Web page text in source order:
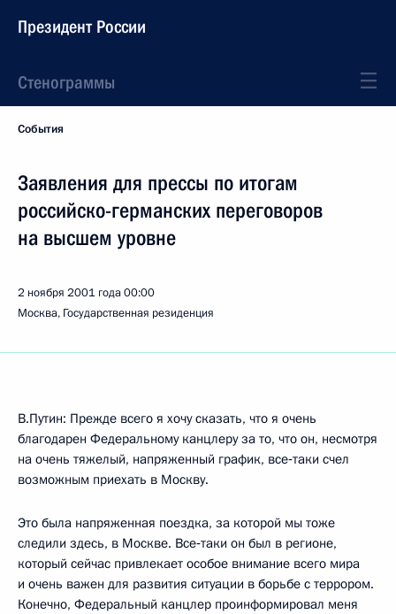
Президент России
Стенограммы
События
Заявления для прессы по итогам
российско-германских переговоров
на высшем уровне
2 ноября 2001 года00:00
Москва, Государственная резиденция
В.Путин: Прежде всего я хочу сказать, что я очень
благодарен Федеральному канцлеру за то, что он, несмотря
на очень тяжелый, напряженный график, все‑таки счел
возможным приехать в Москву.
Это была напряженная поездка, за которой мы тоже
следили здесь, в Москве. Все‑таки он был в регионе,
который сейчас привлекает особое внимание всего мира
и очень важен для развития ситуации в борьбе с террором.
Конечно, Федеральный канцлер проинформировал меня